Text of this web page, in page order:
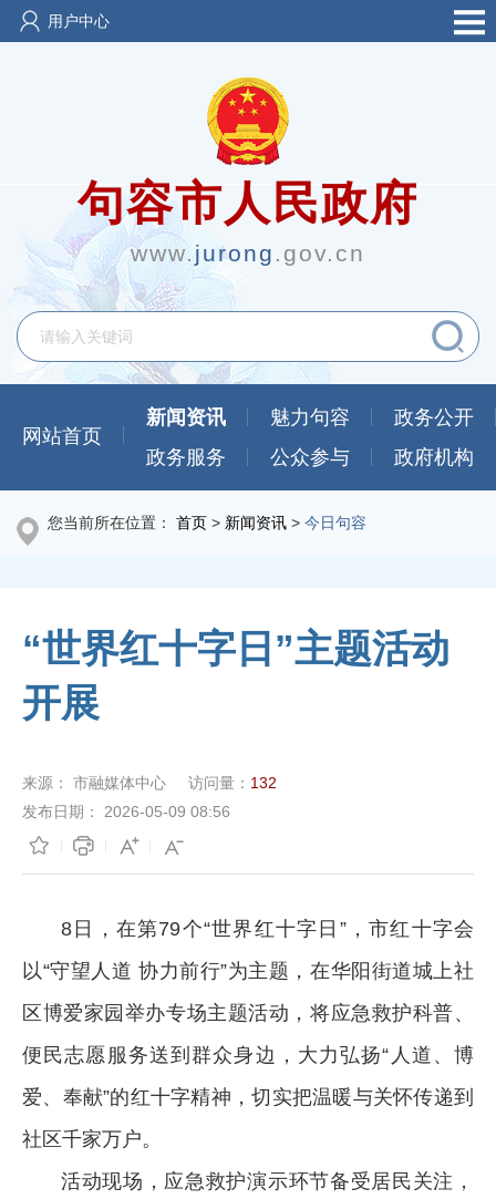
用户中心
句容市人民政府
www.jurong .gov.cn
网站首页
新闻资讯 魅力句容
政务公开
政务服务
公众参与 政府机构
您当前所在位置： 首页 > 新闻资讯 > 今日句容
“世界红十字日”主题活动
开展
来源： 市融媒体中心 访问量： 132
发布日期：
2026-05-09 08:56
8日，在第79个“世界红十字日”，市红十字会
以“守望人道 协力前行”为主题，在华阳街道城上社
区博爱家园举办专场主题活动，将应急救护科普、
便民志愿服务送到群众身边，大力弘扬“人道、博
爱、奉献”的红十字精神，切实把温暖与关怀传递到
社区千家万户。
活动现场，应急救护演示环节备受居民关注，